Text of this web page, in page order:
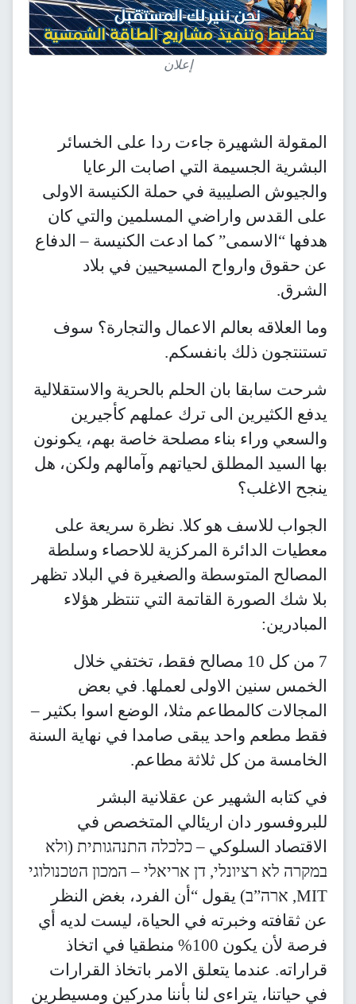
إعلان
المقولة الشهيرة جاءت ردا على الخسائر
البشرية الجسيمة التي اصابت الرعايا
والجيوش الصليبية في حملة الكنيسة الاولى
على القدس واراضي المسلمين والتي كان
هدفها “الاسمى” كما ادعت الكنيسة – الدفاع
عن حقوق وارواح المسيحيين في بلاد
الشرق.
وما العلاقه بعالم الاعمال والتجارة؟ سوف
تستنتجون ذلك بانفسكم.
شرحت سابقا بان الحلم بالحرية والاستقلالية
يدفع الكثيرين الى ترك عملهم كأجيرين
والسعي وراء بناء مصلحة خاصة بهم، يكونون
بها السيد المطلق لحياتهم وآمالهم ولكن، هل
ينجح الاغلب؟
الجواب للاسف هو كلا. نظرة سريعة على
معطيات الدائرة المركزية للاحصاء وسلطة
المصالح المتوسطة والصغيرة في البلاد تظهر
بلا شك الصورة القاتمة التي تنتظر هؤلاء
المبادرين:
7 من كل 10 مصالح فقط، تختفي خلال
الخمس سنين الاولى لعملها. في بعض
المجالات كالمطاعم مثلا، الوضع اسوا بكثير –
فقط مطعم واحد يبقى صامدا في نهاية السنة
الخامسة من كل ثلاثة مطاعم.
في كتابه الشهير عن عقلانية البشر
للبروفسور دان اريئالي المتخصص في
الاقتصاد السلوكي – כלכלה התנהגותית (ולא
במקרה לא רציונלי, דן אריאלי – המכון הטכנולוגי
MIT, ארה”ב) يقول “أن الفرد، بغض النظر
عن ثقافته وخبرته في الحياة، ليست لديه أي
فرصة لأن يكون 100% منطقيا في اتخاذ
قراراته. عندما يتعلق الامر باتخاذ القرارات
في حياتنا، يتراءى لنا بأننا مدركين ومسيطرين